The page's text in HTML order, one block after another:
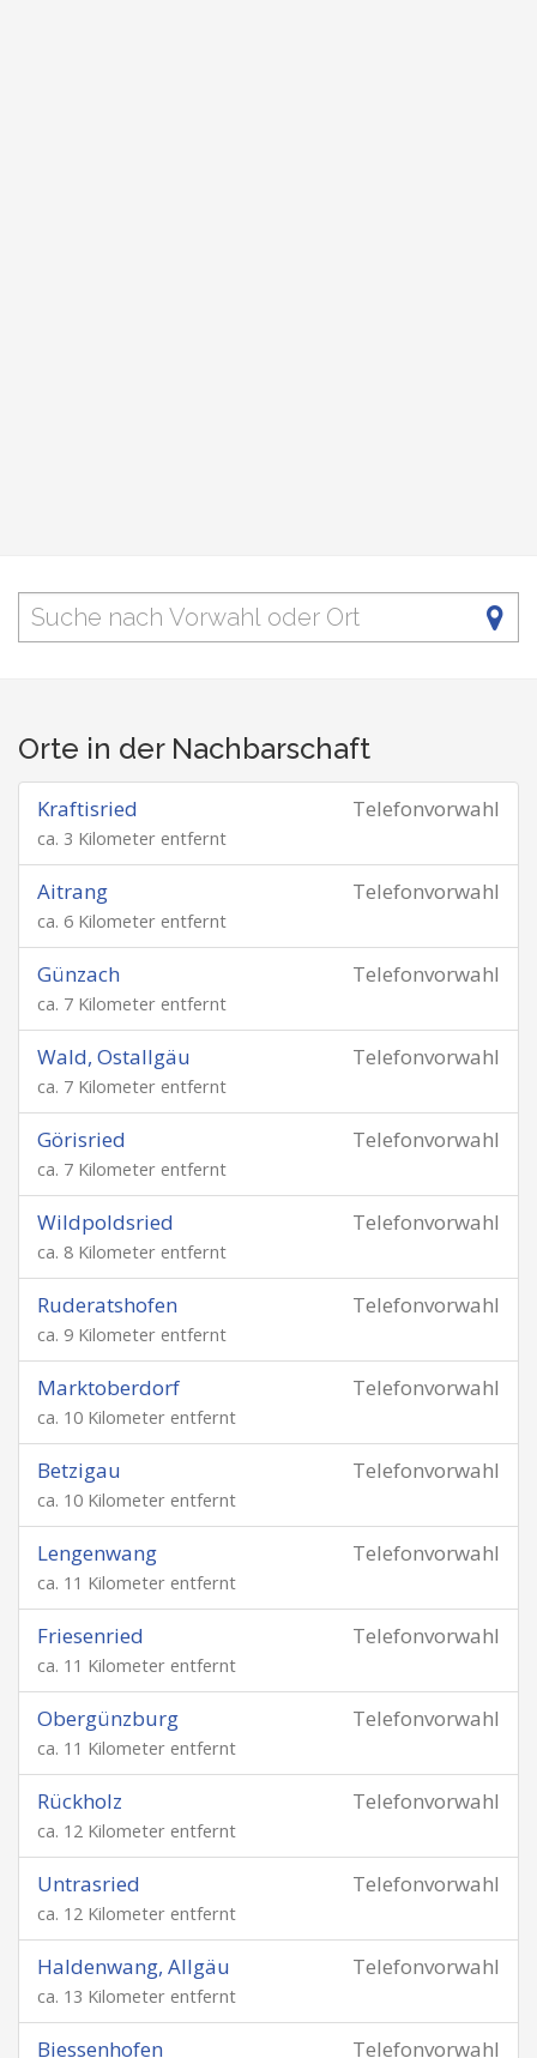
Orte in der Nachbarschaft
Telefonvorwahl
Kraftisried
ca. 3 Kilometer entfernt
Telefonvorwahl
Aitrang
ca. 6 Kilometer entfernt
Telefonvorwahl
Günzach
ca. 7 Kilometer entfernt
Telefonvorwahl
Wald, Ostallgäu
ca. 7 Kilometer entfernt
Telefonvorwahl
Görisried
ca. 7 Kilometer entfernt
Telefonvorwahl
Wildpoldsried
ca. 8 Kilometer entfernt
Telefonvorwahl
Ruderatshofen
ca. 9 Kilometer entfernt
Telefonvorwahl
Marktoberdorf
ca. 10 Kilometer entfernt
Telefonvorwahl
Betzigau
ca. 10 Kilometer entfernt
Telefonvorwahl
Lengenwang
ca. 11 Kilometer entfernt
Telefonvorwahl
Friesenried
ca. 11 Kilometer entfernt
Telefonvorwahl
Obergünzburg
ca. 11 Kilometer entfernt
Telefonvorwahl
Rückholz
ca. 12 Kilometer entfernt
Telefonvorwahl
Untrasried
ca. 12 Kilometer entfernt
Telefonvorwahl
Haldenwang, Allgäu
ca. 13 Kilometer entfernt
Telefonvorwahl
Biessenhofen